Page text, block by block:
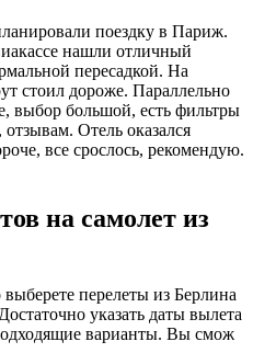
поездку в Париж.
нашли отличный
пересадкой. На
стоил дороже. Параллельно
выбор большой, есть фильтры
Отель оказался
все срослось, рекомендую.
на самолет из
перелеты из Берлина
указать даты вылета
варианты. Вы смож